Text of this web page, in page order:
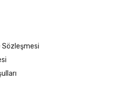
Sözleşmesi